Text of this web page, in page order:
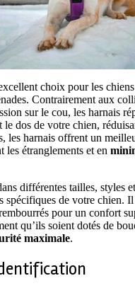
choix pour les
Contrairement aux
sur le cou, les harnais
le dos de votre chien,
les harnais offrent un
les étranglements et en
différentes tailles, styles
spécifiques de votre chien.
pour un confort
qu’ils soient dotés de
maximale.